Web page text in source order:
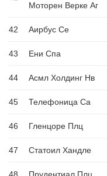
Моторен Верке Аг
42 Аирбус Се
43 Ени Спа
44 Асмл Холдинг Нв
45 Телефоница Са
46 Гленцоре Плц
47 Статоил Хандле